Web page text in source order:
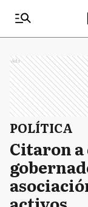
Ads
POLÍTICA
Citaron